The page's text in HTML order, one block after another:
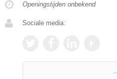
Openingstijden onbekend
Sociale media: